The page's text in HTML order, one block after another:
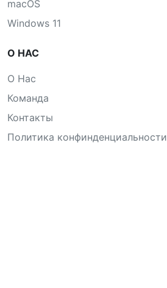
macOS
Windows 11
О НАС
О Нас
Команда
Контакты
Политика конфинденциальности